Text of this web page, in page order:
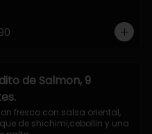
de Salmon, 9
fresco con salsa oriental,
de shichimi,cebollin y una